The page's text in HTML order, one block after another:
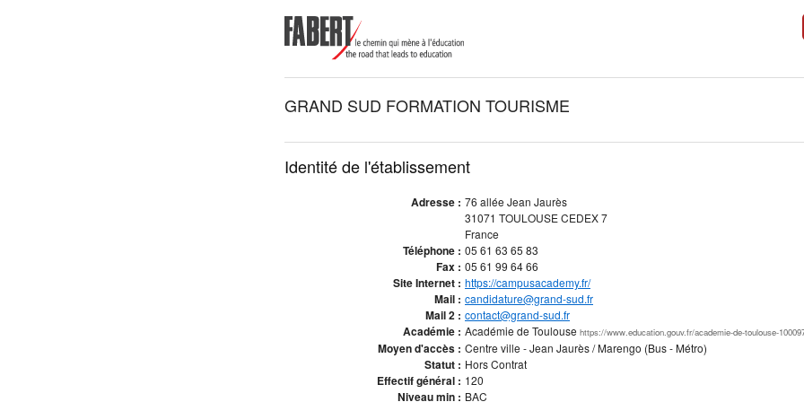
GRAND SUD FORMATION TOURISME
Identité de l'établissement
Adresse : 76 allée Jean Jaurès
31071 TOULOUSE CEDEX 7
France
Téléphone : 05 61 63 65 83
Fax : 05 61 99 64 66
Site Internet : https://campusacademy.fr/
Mail : candidature@grand-sud.fr
Mail 2 : contact@grand-sud.fr
Académie : Académie de Toulouse https://www.education.gouv.fr/academie-de-toulouse-
Moyen d'accès : Centre ville - Jean Jaurès / Marengo (Bus - Métro)
Statut : Hors Contrat
Effectif général : 120
Niveau min : BAC